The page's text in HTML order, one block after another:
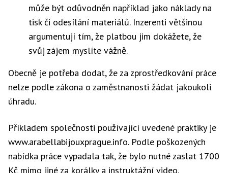
může být odůvodněn například jako náklady na
tisk či odesílání materiálů. Inzerenti většinou
argumentují tím, že platbou jim dokážete, že
svůj zájem myslíte vážně.
Obecně je potřeba dodat, že za zprostředkování práce
nelze podle zákona o zaměstnanosti žádat jakoukoli
úhradu.
Příkladem společnosti používající uvedené praktiky je
www.arabellabijouxprague.info. Podle poškozených
nabídka práce vypadala tak, že bylo nutné zaslat 1700
Kč mimo jiné za korálky a instruktážní video.